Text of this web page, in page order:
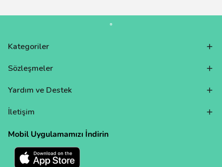
Kategoriler
Sözleşmeler
Yardım ve Destek
İletişim
Mobil Uygulamamızı İndirin